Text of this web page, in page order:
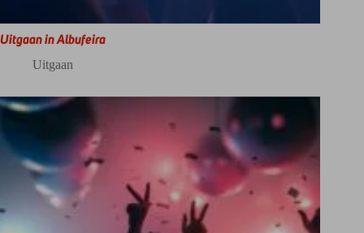
Uitgaan in Albufeira
Uitgaan